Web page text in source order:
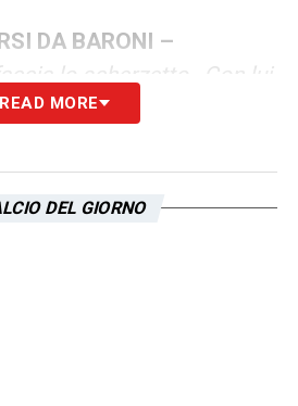
DA BARONI –
lo scherzetto…Con lui
a Verona, dalla B alla
chiedevo come facesse
ndr). Sono felice
READ MORE
DEL GIORNO